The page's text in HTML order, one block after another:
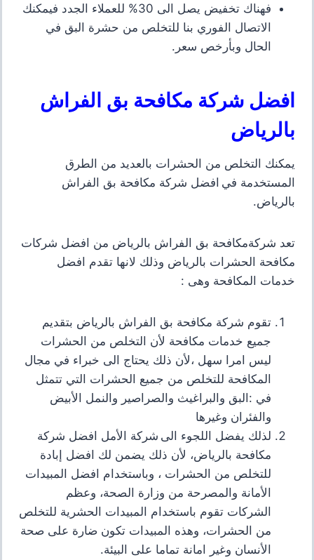
فهناك تخفيض يصل الى 30%
للعملاء الجدد فيمكنك
الاتصال الفوري بنا للتخلص من حشرة البق في
الحال وبأرخص سعر .
افضل شركة مكافحة بق الفراش
بالرياض
يمكنك التخلص من الحشرات بالعديد من الطرق
المستخدمة في افضل شركة مكافحة بق الفراش
بالرياض.
تعد شركةمكافحة بق الفراش بالرياض من افضل شركات
مكافحة الحشرات بالرياض وذلك لانها تقدم افضل
خدمات المكافحة وهى :
تقوم شركة مكافحة بق الفراش بالرياض بتقديم
جميع خدمات مكافحة لأن التخلص من الحشرات
ليس امرا سهل ،لأن ذلك يحتاج الى خبراء في مجال
المكافحة للتخلص من جميع الحشرات التي تتمثل
في :البق والبراغيث والصراصير والنمل الأبيض
والفئران وغيرها
لذلك يفضل اللجوء الى شركة الأمل افضل شركة
مكافحة بالرياض، لأن ذلك يضمن لك افضل إبادة
للتخلص من الحشرات ، وباستخدام افضل المبيدات
الأمانة والمصرحة من وزارة الصحة، وعظم
الشركات تقوم باستخدام المبيدات الحشرية للتخلص
من الحشرات، وهذه المبيدات تكون ضارة على صحة
الأنسان وغير امانة تماما على البيئة.